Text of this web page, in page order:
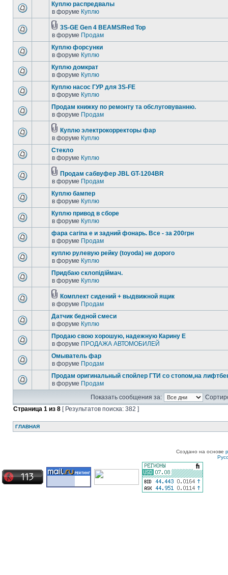
Куплю распредвалы
в форуме Куплю
3S-GE Gen 4 BEAMS/Red Top
в форуме Продам
Куплю форсунки
в форуме Куплю
Куплю домкрат
в форуме Куплю
Куплю насос ГУР для 3S-FE
в форуме Куплю
Продам книжку по ремонту та обслуговуванню.
в форуме Продам
Куплю электрокорректоры фар
в форуме Куплю
Стекло
в форуме Куплю
Продам сабвуфер JBL GT-1204BR
в форуме Продам
Куплю бампер
в форуме Куплю
Куплю привод в сборе
в форуме Куплю
фара carina e и задний фонарь. Все - за 200грн
в форуме Продам
куплю рулевую рейку (toyoda) не дорого
в форуме Куплю
Придбаю склопідіймач.
в форуме Куплю
Комплект сидений + выдвижной ящик
в форуме Продам
Датчик бедной смеси
в форуме Куплю
Продаю свою хорошую, надежную Карину Е
в форуме ПРОДАЖА АВТОМОБИЛЕЙ
Омыватель фар
в форуме Продам
Продам оригинальный спойлер ГТИ со стопом,на
в форуме Продам
Показать сообщения за:
Страница 1 из 8 [ Результатов поиска: 382 ]
ГЛАВНАЯ
Создано на основе